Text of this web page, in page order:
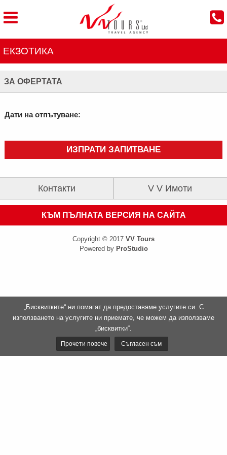
ЕКЗОТИКА
ЗА ОФЕРТАТА
Дати на отпътуване:
ИЗПРАТИ ЗАПИТВАНЕ
Контакти V V Имоти
КЪМ ПЪЛНАТА ВЕРСИЯ НА САЙТА
Copyright © 2017 VV Tours
Powered by ProStudio
„Бисквитките“ ни помагат да предоставяме услугите си. С
използването на услугите ни приемате, че можем да използваме
„бисквитки“.
Прочети повече Съгласен съм